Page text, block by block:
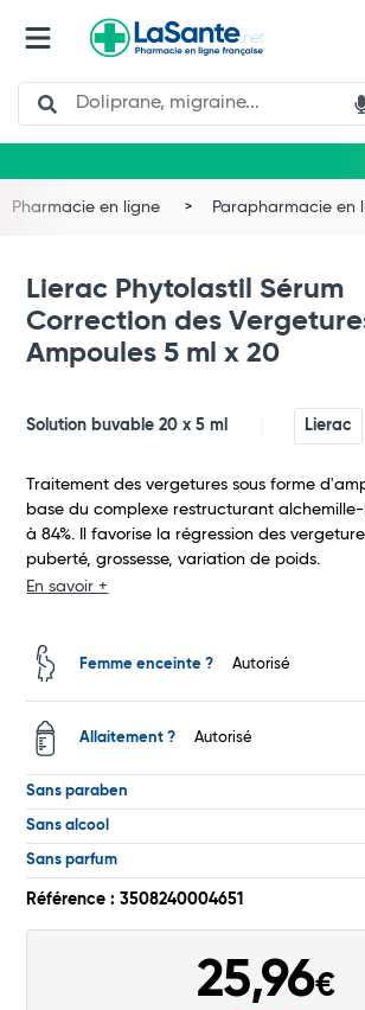
Search
Total
Pharmacie en ligne Parapharmacie en
Lierac Phytolastil Sérum
Correction des
Ampoules 5 ml x 20
Solution buvable 20 x 5 ml Lierac
Traitement des vergetures sous forme
base du complexe restructurant
à 84%. Il favorise la régression des
puberté, grossesse, variation de poids.
En savoir +
Femme enceinte ? Autorisé
Allaitement ? Autorisé
Sans paraben
Sans alcool
Sans parfum
Référence : 3508240004651
25,96€